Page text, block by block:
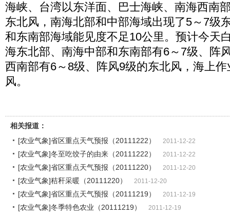
海峡、台湾以东洋面、巴士海峡、南海西南
东北风，南海北部和中部海域出现了5～7级
和东南部海域能见度不足10公里。预计今天
海东北部、南海中部和东南部有6～7级、阵
西南部有6～8级、阵风9级的东北风，海上
风。
相关报道：
[农业气象]省区重点天气预报（20111222）
2011-12-22
[农业气象]冬至吃饺子的由来（20111222） 2011-12-22
[农业气象]省区重点天气预报（20111220） 2011-12-20
[农业气象]秸秆采暖（20111220） 2011-12-20
[农业气象]省区重点天气预报（20111219） 2011-12-19
[农业气象]冬季特色农业（20111219） 2011-12-19